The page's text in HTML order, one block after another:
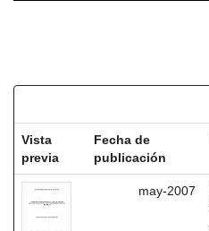
Vista
previa
Fecha de
publicación
may-2007